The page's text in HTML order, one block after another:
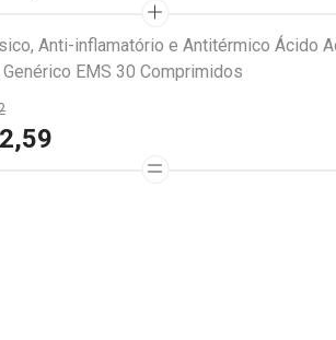
Anti-inflamatório e Antitérmico Ácido
EMS 30 Comprimidos